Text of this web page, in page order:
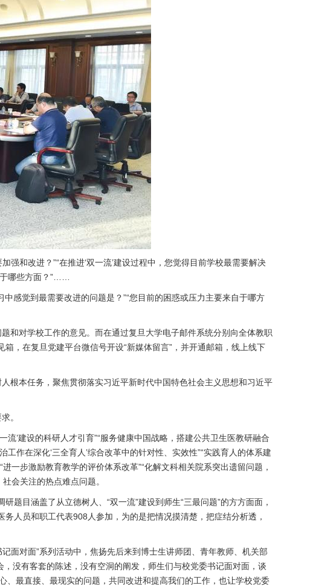
强和改进？”“在推进‘双一流’建设过程中，您觉得目前学校最需要解决
哪些方面？”……
感觉到最需要改进的问题是？”“您目前的困惑或压力主要来自于哪方
和对学校工作的意见。而在通过复旦大学电子邮件系统分别向全体教职
，在复旦党建平台微信号开设“新媒体留言”，并开通邮箱，线上线下
根本任务，聚焦贯彻落实习近平新时代中国特色社会主义思想和习近平
。
流’建设的科研人才引育”“服务健康中国战略，搭建公共卫生医教研融合
作在深化‘三全育人’综合改革中的针对性、实效性”“实践育人的体系建
一步激励教育教学的评价体系改革”“化解文科相关院系突出遗留问题，
会关注的热点难点问题。
目涵盖了从立德树人、“双一流”建设到师生“三最问题”的方方面面，
人员和职工代表908人参加，为的是把情况摸清楚，把症结分析透，
面对面”系列活动中，焦扬先后来到博士生讲师团、青年教师、机关部
没有客套的陈述，没有空洞的阐发，师生们与校党委书记面对面，谈
、最直接、最现实的问题，共同改进和提高我们的工作，也让学校党委